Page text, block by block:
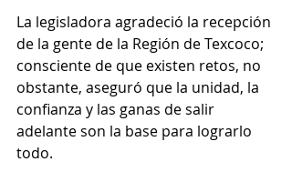
La legisladora agradeció la recepción
de la gente de la Región de Texcoco;
consciente de que existen retos, no
obstante, aseguró que la unidad, la
confianza y las ganas de salir
adelante son la base para lograrlo
todo.